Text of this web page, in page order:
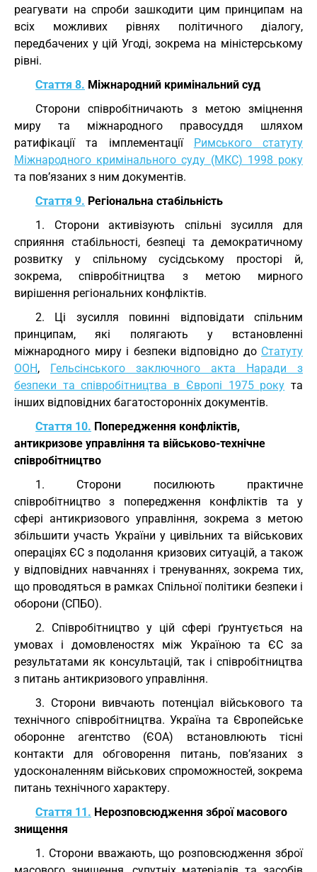
реагувати на спроби зашкодити цим принципам на
всіх можливих рівнях політичного діалогу,
передбачених у цій Угоді, зокрема на міністерському
рівні.
Стаття 8. Міжнародний кримінальний суд
Сторони співробітничають з метою зміцнення
миру та міжнародного правосуддя шляхом
ратифікації та імплементації Римського статуту
Міжнародного кримінального суду (МКС) 1998 року
та пов’язаних з ним документів.
Стаття 9. Регіональна стабільність
1. Сторони активізують спільні зусилля для
сприяння стабільності, безпеці та демократичному
розвитку у спільному сусідському просторі й,
зокрема, співробітництва з метою мирного
вирішення регіональних конфліктів.
2. Ці зусилля повинні відповідати спільним
принципам, які полягають у встановленні
міжнародного миру і безпеки відповідно до Статуту
ООН, Гельсінського заключного акта Наради з
безпеки та співробітництва в Європі 1975 року та
інших відповідних багатосторонніх документів.
Стаття 10. Попередження конфліктів,
антикризове управління та військово-технічне
співробітництво
1. Сторони посилюють практичне
співробітництво з попередження конфліктів та у
сфері антикризового управління, зокрема з метою
збільшити участь України у цивільних та військових
операціях ЄС з подолання кризових ситуацій, а також
у відповідних навчаннях і тренуваннях, зокрема тих,
що проводяться в рамках Спільної політики безпеки і
оборони (СПБО).
2. Співробітництво у цій сфері ґрунтується на
умовах і домовленостях між Україною та ЄС за
результатами як консультацій, так і співробітництва
з питань антикризового управління.
3. Сторони вивчають потенціал військового та
технічного співробітництва. Україна та Європейське
оборонне агентство (ЄОА) встановлюють тісні
контакти для обговорення питань, пов’язаних з
удосконаленням військових спроможностей, зокрема
питань технічного характеру.
Стаття 11. Нерозповсюдження зброї масового
знищення
1. Сторони вважають, що розповсюдження зброї